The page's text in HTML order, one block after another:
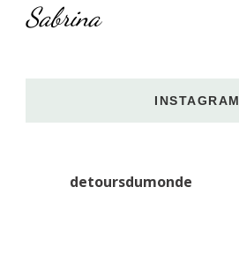
Sabrina
INSTAGRAM
detoursdumonde